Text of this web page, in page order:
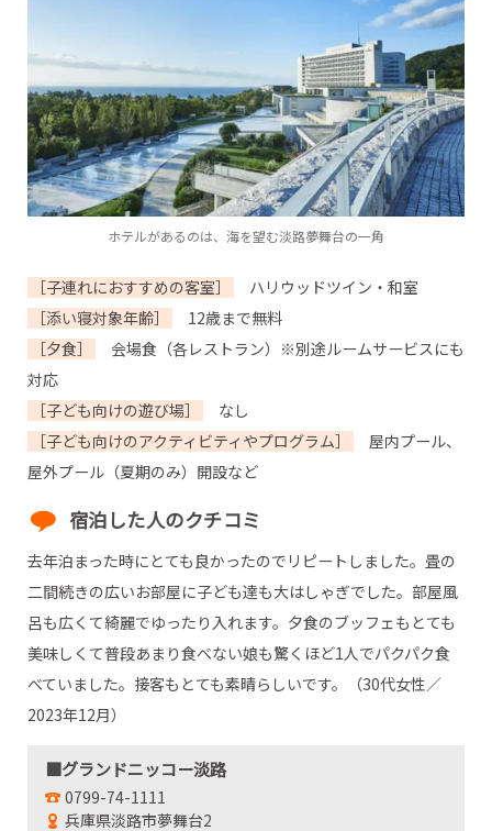
ホテルがあるのは、海を望む淡路夢舞台の一角
［子連れにおすすめの客室］
ハリウッドツイン・和室
［添い寝対象年齢］
12歳まで無料
［夕食］
会場食（各レストラン）※別途ルームサービスにも
対応
［子ども向けの遊び場］
なし
［子ども向けのアクティビティやプログラム］
屋内プール、
屋外プール（夏期のみ）開設など
宿泊した人のクチコミ
去年泊まった時にとても良かったのでリピートしました。畳の
二間続きの広いお部屋に子ども達も大はしゃぎでした。部屋風
呂も広くて綺麗でゆったり入れます。夕食のブッフェもとても
美味しくて普段あまり食べない娘も驚くほど1人でパクパク食
べていました。接客もとても素晴らしいです。（30代女性／
2023年12月）
■グランドニッコー淡路
0799-74-1111
兵庫県淡路市夢舞台2